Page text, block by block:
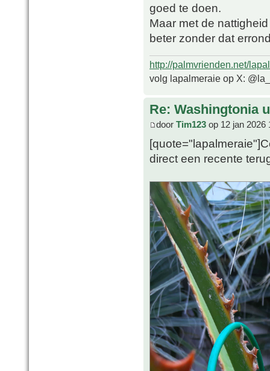
goed te doen.
Maar met de
beter zonder dat
http://palmvrienden.net/
volg lapalmeraie op X:
Re: Washingtonia
door Tim123 op 12 jan 2026
direct een recente